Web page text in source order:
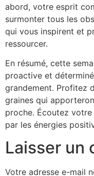
abord, votre esprit
surmonter tous les
qui vous inspirent et
ressourcer.
En résumé, cette
proactive et
grandement. Profitez
graines qui
proche. Écoutez
par les énergies
Laisser un
Votre adresse e-mail